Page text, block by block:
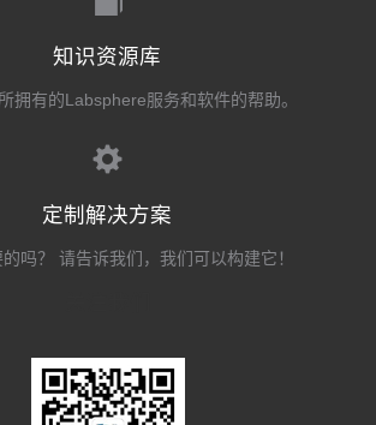
知识资源库
拥有的Labsphere服务和软件的帮助。
定制解决方案
吗？ 请告诉我们，我们可以构建它！